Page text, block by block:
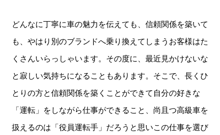
どんなに丁寧に車の魅力を伝えても、信頼関係を築いて
も、やはり別のブランドへ乗り換えてしまうお客様はた
くさんいらっしゃいます。その度に、最近見かけないな
と寂しい気持ちになることもあります。そこで、長くひ
とりの方と信頼関係を築くことができて自分の好きな
「運転」をしながら仕事ができること、尚且つ高級車を
扱えるのは「役員運転手」だろうと思いこの仕事を選び